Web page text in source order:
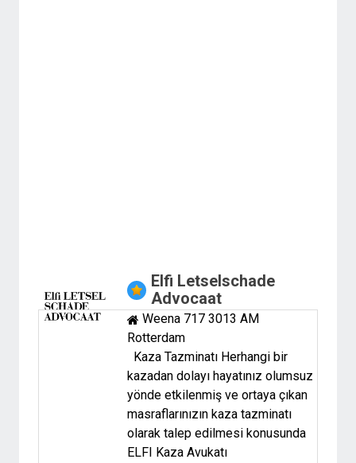
Elfi Letselschade
Advocaat
Weena 717 3013 AM
Rotterdam
Kaza Tazminatı Herhangi bir
kazadan dolayı hayatınız olumsuz
yönde etkilenmiş ve ortaya çıkan
masraflarınızın kaza tazminatı
olarak talep edilmesi konusunda
ELFI Kaza Avukatı